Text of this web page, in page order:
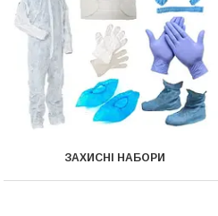
ЗАХИСНІ НАБОРИ